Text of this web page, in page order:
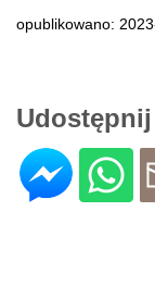
opublikowano:
Udostępnij